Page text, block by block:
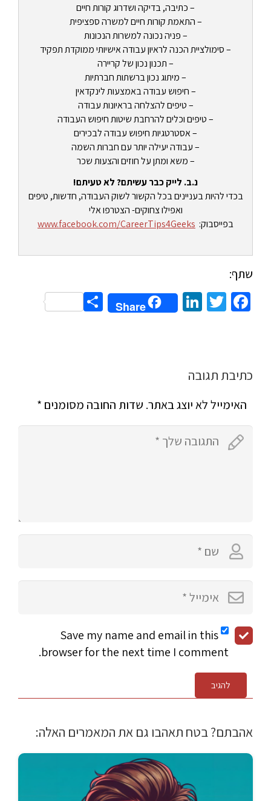
– כתיבה, בדיקה ושדרוג קורות חיים
– התאמת קורות חיים למשרה ספציפית
– פניה נכונה למשרות הנכונות
– סימולציית הכנה לראיון עבודה אישיותי ממוקדת תפקיד
– תכנון נכון של קריירה
– מיתוג נכון ברשתות חברתיות
– חיפוש עבודה באמצעות לינקדאין
– טיפים להצלחה בראיונות עבודה
– טיפים וכלים להרחבת שיטות חיפוש העבודה
– אסטרטגיות חיפוש עבודה לבכירים
– עבודה יעילה יותר עם חברות השמה
– משא ומתן על חוזים והצעות שכר
נ.ב. לייק כבר עשיתם? לא טעיתם!
בכדי להיות בעניינים בכל הקשור לשוק העבודה, חדשות, טיפים
ואפילו צחוקים- הצטרפו אלי
בפייסבוק: www.facebook.com/CareerTips4Geeks
שתף:
Facebook
Twitter
LinkedIn
Share
Share
כתיבת תגובה
האימייל לא יוצג באתר. שדות החובה מסומנים *
Save my name and email in this
browser for the next time I comment.
להגיב
אהבתם? בטח תאהבו גם את המאמרים האלה: